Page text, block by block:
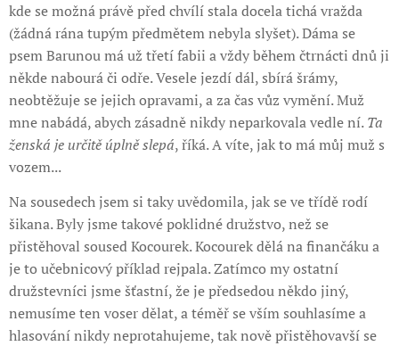
kde se možná právě před chvílí stala docela tichá vražda
(žádná rána tupým předmětem nebyla slyšet). Dáma se
psem Barunou má už třetí fabii a vždy během čtrnácti dnů ji
někde nabourá či odře. Vesele jezdí dál, sbírá šrámy,
neobtěžuje se jejich opravami, a za čas vůz vymění. Muž
mne nabádá, abych zásadně nikdy neparkovala vedle ní.Ta
ženská je určitě úplně slepá, říká. A víte, jak to má můj muž s
vozem...
Na sousedech jsem si taky uvědomila, jak se ve třídě rodí
šikana. Byly jsme takové poklidné družstvo, než se
přistěhoval soused Kocourek. Kocourek dělá na finančáku a
je to učebnicový příklad rejpala. Zatímco my ostatní
družstevníci jsme šťastní, že je předsedou někdo jiný,
nemusíme ten voser dělat, a téměř se vším souhlasíme a
hlasování nikdy neprotahujeme, tak nově přistěhovavší se